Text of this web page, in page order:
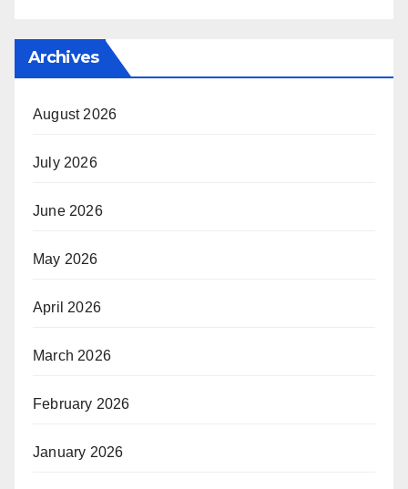
Archives
August 2026
July 2026
June 2026
May 2026
April 2026
March 2026
February 2026
January 2026